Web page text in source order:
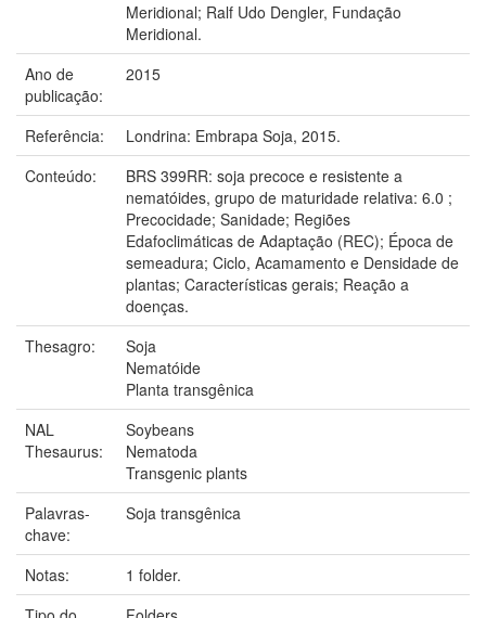
Meridional; Ralf Udo Dengler, Fundação
Meridional.
Ano de
publicação:
2015
Referência:
Londrina: Embrapa Soja, 2015.
Conteúdo:
BRS 399RR: soja precoce e resistente a
nematóides, grupo de maturidade relativa: 6.0 ;
Precocidade; Sanidade; Regiões
Edafoclimáticas de Adaptação (REC); Época de
semeadura; Ciclo, Acamamento e Densidade de
plantas; Características gerais; Reação a
doenças.
Thesagro:
Soja
Nematóide
Planta transgênica
NAL
Thesaurus:
Soybeans
Nematoda
Transgenic plants
Palavras-
chave:
Soja transgênica
Notas:
1 folder.